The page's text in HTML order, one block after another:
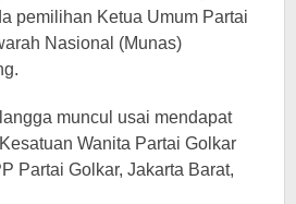
pemilihan Ketua Umum Partai
Nasional (Munas)
muncul usai mendapat
Wanita Partai Golkar
Partai Golkar, Jakarta Barat,